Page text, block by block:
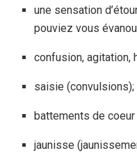
une sensation
pouviez vous
confusion, agitation,
saisie (convulsions);
battements de
jaunisse